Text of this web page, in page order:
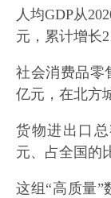
人均GDP从
元，累计增长
社会消费品零
亿元，在北方
货物进出口
元、占全国
这组“高质量”